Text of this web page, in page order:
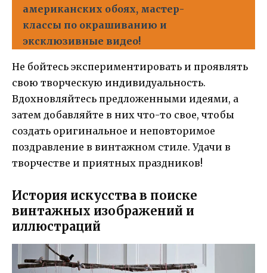
американских обоях, мастер-
классы по окрашиванию и
эксклюзивные видео!
Не бойтесь экспериментировать и проявлять
свою творческую индивидуальность.
Вдохновляйтесь предложенными идеями, а
затем добавляйте в них что-то свое, чтобы
создать оригинальное и неповторимое
поздравление в винтажном стиле. Удачи в
творчестве и приятных праздников!
История искусства в поиске
винтажных изображений и
иллюстраций